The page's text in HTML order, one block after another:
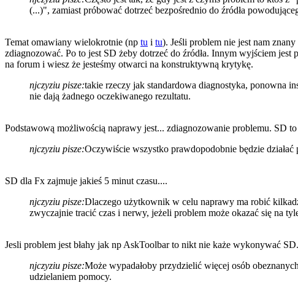
(...)", zamiast próbować dotrzeć bezpośrednio do źródła
Temat omawiany wielokrotnie (np tu i tu). Jeśli problem nie jest nam
zdiagnozować. Po to jest SD żeby dotrzeć do źródła. Innym wyjściem
na forum i wiesz że jesteśmy otwarci na konstruktywną krytykę.
njczyziu pisze:takie rzeczy jak standardowa diagnostyka, ponowna
nie dają żadnego oczekiwanego rezultatu.
Podstawową możliwością naprawy jest... zdiagnozowanie problemu. SD
njczyziu pisze:Oczywiście wszystko prawdopodobnie będzie
SD dla Fx zajmuje jakieś 5 minut czasu....
njczyziu pisze:Dlaczego użytkownik w celu naprawy ma robić
zwyczajnie tracić czas i nerwy, jeżeli problem może okazać się na
Jesli problem jest błahy jak np AskToolbar to nikt nie każe wykonywać
njczyziu pisze:Może wypadałoby przydzielić więcej osób
udzielaniem pomocy.